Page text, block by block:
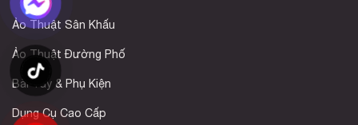
Ảo Thuật Sân Khấu
Ảo Thuật Đường Phố
Bài Tây & Phụ Kiện
Dụng Cụ Cao Cấp